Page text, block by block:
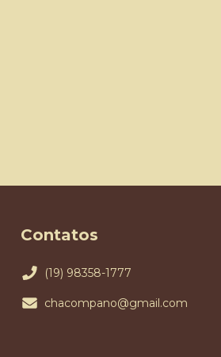
Contatos
(19) 98358-1777
chacompano@gmail.com